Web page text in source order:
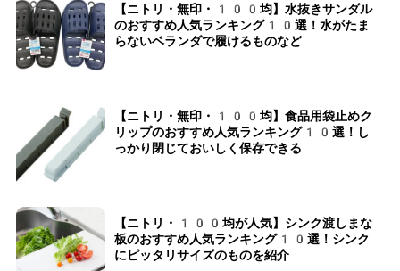
【ニトリ・無印・100均】水抜きサンダル
のおすすめ人気ランキング10選！水がたま
らないベランダで履けるものなど
【ニトリ・無印・100均】食品用袋止めク
リップのおすすめ人気ランキング10選！し
っかり閉じておいしく保存できる
【ニトリ・100均が人気】シンク渡しまな
板のおすすめ人気ランキング10選！シンク
にピッタリサイズのものを紹介